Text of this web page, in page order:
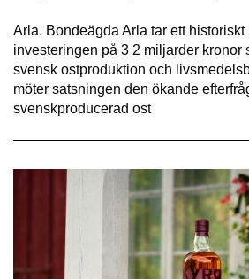
Arla. Bondeägda Arla tar ett
investeringen på 3 2 miljarder kronor
svensk ostproduktion och
möter satsningen den ökande
svenskproducerad ost